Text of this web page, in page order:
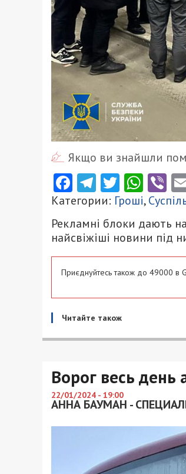
Якщо ви знайшли
Facebook
Telegram
Twitter
Категории: Гроші,
Рекламні блоки дають
найсвіжіші новини під
Приєднуйтесь також до 49000 в
Читайте також
Ворог весь день
22/01/2024 - 19:00
АННА БАУМАН -